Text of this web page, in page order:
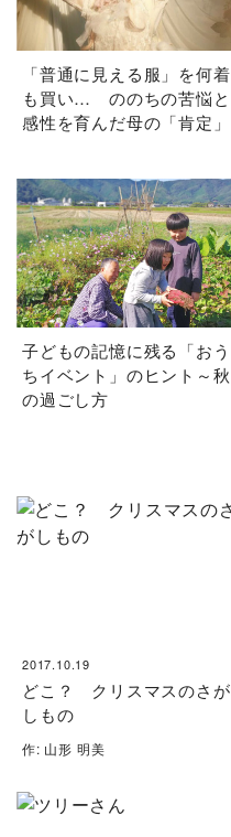
「普通に見える服」を何着
も買い… ののちの苦悩と
感性を育んだ母の「肯定」
子どもの記憶に残る「おう
ちイベント」のヒント～秋
の過ごし方
2017.10.19
どこ？ クリスマスのさが
しもの
作: 山形 明美